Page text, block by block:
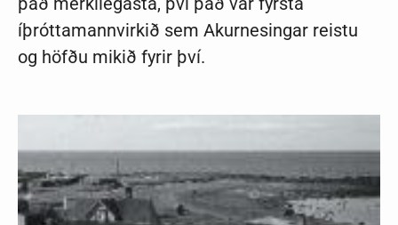
íþróttamannvirkið sem Akurnesingar reistu
og höfðu mikið fyrir því.